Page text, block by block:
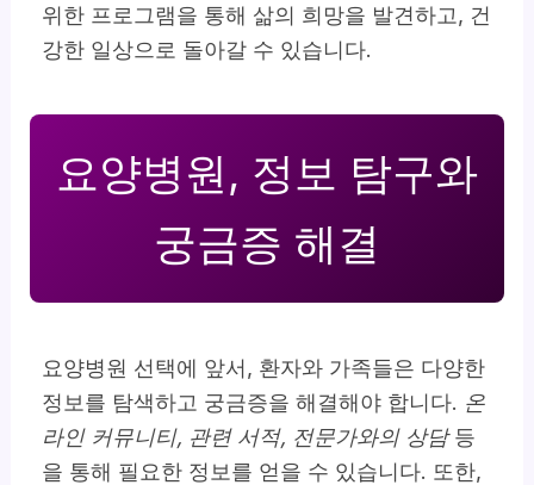
위한 프로그램을 통해 삶의 희망을 발견하고, 건
강한 일상으로 돌아갈 수 있습니다.
요양병원, 정보 탐구와
궁금증 해결
요양병원 선택에 앞서, 환자와 가족들은 다양한
정보를 탐색하고 궁금증을 해결해야 합니다. 온
라인 커뮤니티, 관련 서적, 전문가와의 상담등
을 통해 필요한 정보를 얻을 수 있습니다. 또한,